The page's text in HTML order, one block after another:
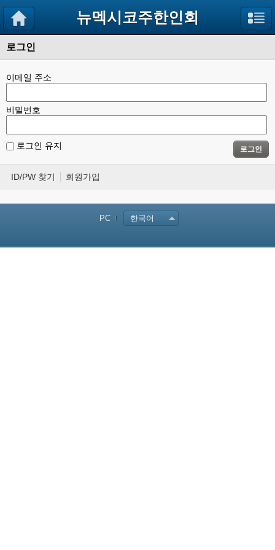
뉴멕시코주한인회
로그인
이메일 주소
비밀번호
로그인 유지 로그인
ID/PW 찾기 회원가입
PC 한국어